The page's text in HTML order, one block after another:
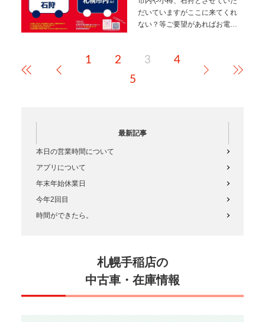
だいていますがここに来てくれ
ない？等ご要望があればお電話
ますのでご確認ください。１掲
載している距離数より多くな
1 2 3
4
5
最新記事
本日の営業時間について
アプリについて
年末年始休業日
今年2回目
時間ができたら。
札幌手稲店の
中古車・在庫情報